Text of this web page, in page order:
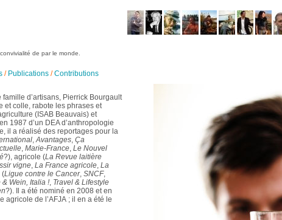
de par le monde.
/ Publications /Contributions
d’artisans, Pierrick Bourgault
et colle, rabote les phrases et
(ISAB Beauvais) et
1987 d’un DEA d’anthropologie
il a réalisé des reportages pour la
,Avantages, Ça
, Marie-France, Le Nouvel
?), agricole (La Revue laitière
vigne, La France agricole, La
(Ligue contre le Cancer, SNCF,
& Wein, Italia !, Travel & Lifestyle
?). Il a été nominé en 2008 et en
de l’AFJA ; il en a été le